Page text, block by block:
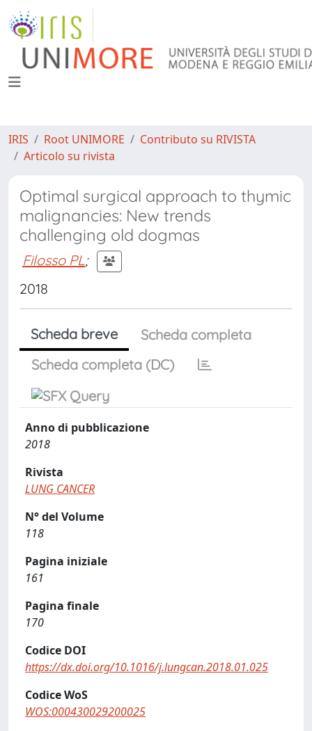
IRIS Root UNIMORE
Contributo su RIVISTA
Articolo su rivista
Optimal surgical approach to thymic
malignancies: New trends
challenging old dogmas
Filosso PL;
2018
Scheda breve
Scheda completa
Scheda completa (DC)
Anno di pubblicazione
2018
Rivista
LUNG CANCER
N° del Volume
118
Pagina iniziale
161
Pagina finale
170
Codice DOI
https://dx.doi.org/10.1016/j.lungcan.2018.01.025
Codice WoS
WOS:000430029200025